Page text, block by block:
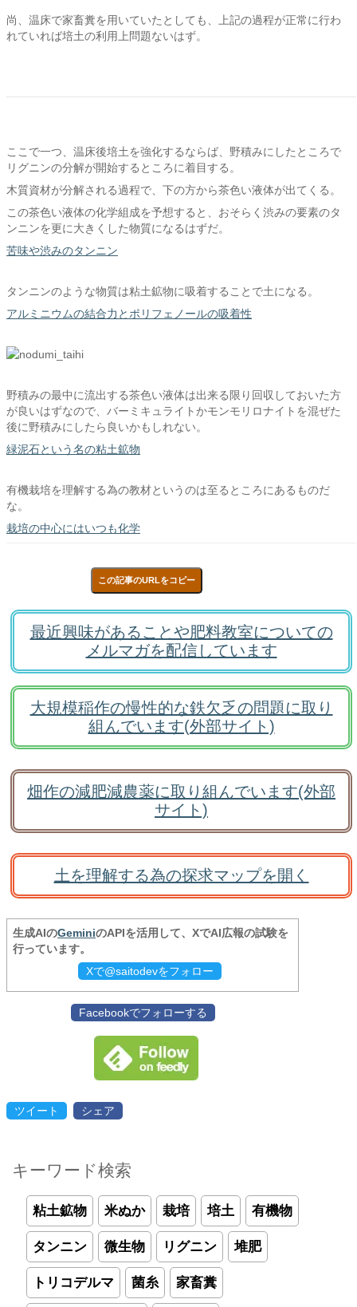
尚、温床で家畜糞を用いていたとしても、上記の過程が正常に行わ
れていれば培土の利用上問題ないはず。
ここで一つ、温床後培土を強化するならば、野積みにしたところで
リグニンの分解が開始するところに着目する。
木質資材が分解される過程で、下の方から茶色い液体が出てくる。
この茶色い液体の化学組成を予想すると、おそらく渋みの要素のタ
ンニンを更に大きくした物質になるはずだ。
苦味や渋みのタンニン
タンニンのような物質は粘土鉱物に吸着することで土になる。
アルミニウムの結合力とポリフェノールの吸着性
野積みの最中に流出する茶色い液体は出来る限り回収しておいた方
が良いはずなので、バーミキュライトかモンモリロナイトを混ぜた
後に野積みにしたら良いかもしれない。
緑泥石という名の粘土鉱物
有機栽培を理解する為の教材というのは至るところにあるものだ
な。
栽培の中心にはいつも化学
この記事のURLをコピー
最近興味があることや肥料教室についての
メルマガを配信しています
大規模稲作の慢性的な鉄欠乏の問題に取り
組んでいます(外部サイト)
畑作の減肥減農薬に取り組んでいます(外部
サイト)
土を理解する為の探求マップを開く
生成AIのGeminiのAPIを活用して、XでAI広報の試験を
行っています。
Xで@saitodevをフォロー
Facebookでフォローする
ツイート シェア
キーワード検索
粘土鉱物 米ぬか 栽培 培土 有機物
タンニン 微生物 リグニン 堆肥
トリコデルマ 菌糸 家畜糞